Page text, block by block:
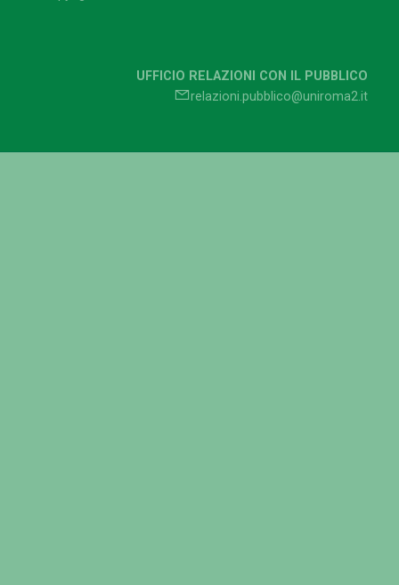
UFFICIO RELAZIONI CON IL PUBBLICO
relazioni.pubblico@uniroma2.it